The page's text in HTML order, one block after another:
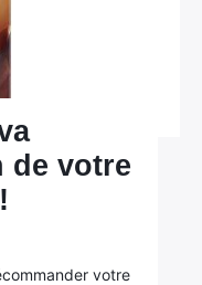
de votre
votre